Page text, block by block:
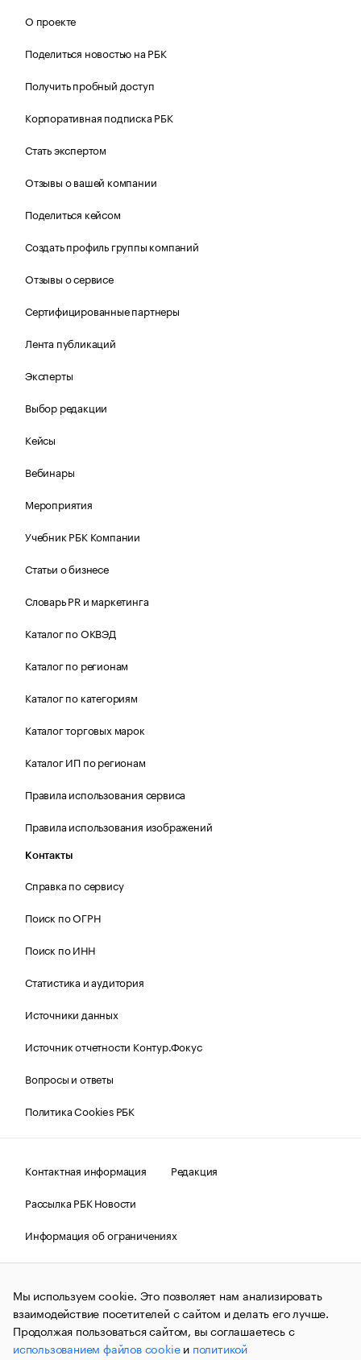
О проекте
Поделиться новостью на РБК
Получить пробный доступ
Корпоративная подписка РБК
Стать экспертом
Отзывы о вашей компании
Поделиться кейсом
Создать профиль группы компаний
Отзывы о сервисе
Сертифицированные партнеры
Лента публикаций
Эксперты
Выбор редакции
Кейсы
Вебинары
Мероприятия
Учебник РБК Компании
Статьи о бизнесе
Словарь PR и маркетинга
Каталог по ОКВЭД
Каталог по регионам
Каталог по категориям
Каталог торговых марок
Каталог ИП по регионам
Правила использования сервиса
Правила использования изображений
Контакты
Справка по сервису
Поиск по ОГРН
Поиск по ИНН
Статистика и аудитория
Источники данных
Источник отчетности Контур.Фокус
Вопросы и ответы
Политика Cookies РБК
Контактная информация
Редакция
Рассылка РБК Новости
Информация об ограничениях
Правовая информация
О соблюдении авторских прав
© АО «РОСБИЗНЕСКОНСАЛТИНГ»,1995–2026.Сообщения
и материалы информационного агентства «РБК»
(зарегистрировано Федеральной службой по надзору в сфере
связи, информационных технологий и массовых
коммуникаций (Роскомнадзор) 09.12.2015 за номером ИА
Мы используем cookie. Это позволяет нам анализировать
взаимодействие посетителей с сайтом и делать его лучше.
Продолжая пользоваться сайтом, вы соглашаетесь с
использованием файлов cookieи политикой